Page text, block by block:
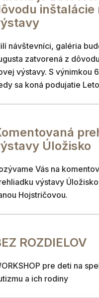
inštalácie
návštevníci, galéria
zatvorená z
výstavy. S výnimkou
sa koná podujatie
Úložisko
Vás na
výstavy
Hojstričovou.
ROZDIELOV
pre deti na
a ich rodiny